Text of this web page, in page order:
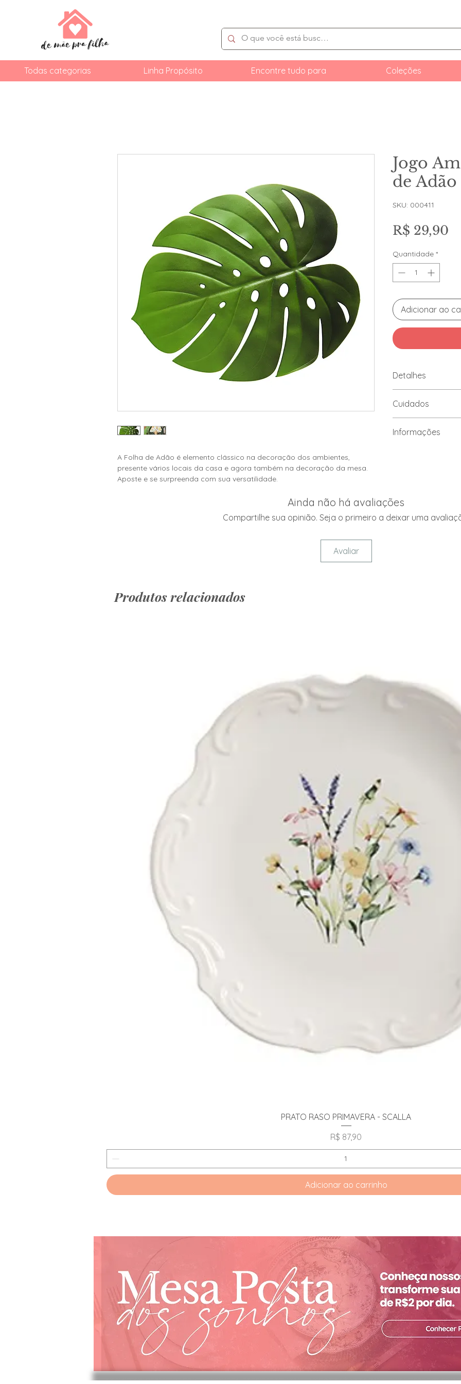
Todas categorias Linha Propósito Encontre tudo para Coleções
A Folha de Adão é elemento clássico na decoração dos ambientes,
presente vários locais da casa e agora também na decoração da mesa.
Aposte e se surpreenda com sua versatilidade.
Jogo
de
SKU: 000411
R$ 29,90
Quantidade *
Adicionar ao
Detalhes
Peça produzida
Superfície rica
natual das folhas.
Cuidados
detergente neutro.
Informações
Ainda não há avaliações
Compartilhe sua opinião. Seja o primeiro a deixar uma
Avaliar
Produtos relacionados
Visualização rápida
PRATO RASO PRIMAVERA - SCALLA
Preço
R$ 87,90
Adicionar ao carrinho